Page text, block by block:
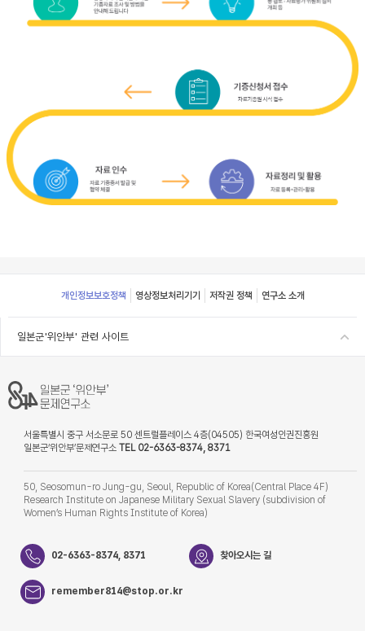
Footer
개인정보보호정책 영상정보처리기기 저작권 정책 연구소 소개
일본군'위안부' 관련 사이트
서울특별시 중구 서소문로 50 센트럴플레이스 4층(04505) 한국여성인권진흥원
일본군‘위안부’문제연구소 TEL 02-6363-8374, 8371
50, Seosomun-ro Jung-gu, Seoul, Republic of Korea(Central Place 4F)
Research Institute on Japanese Military Sexual Slavery (subdivision of
Women’s Human Rights Institute of Korea)
02-6363-8374, 8371 찾아오시는 길
remember814@stop.or.kr